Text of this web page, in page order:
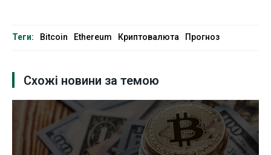
Теги: Bitcoin Ethereum Криптовалюта Прогноз
Схожі новини за темою